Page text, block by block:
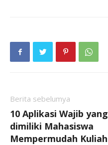
Berita sebelumya
10 Aplikasi Wajib yang
dimiliki Mahasiswa
Mempermudah Kuliah